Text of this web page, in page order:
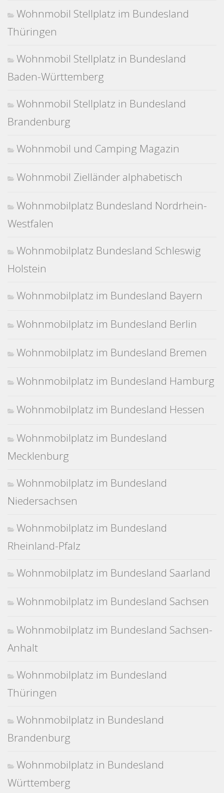
Wohnmobil Stellplatz im Bundesland
Thüringen
Wohnmobil Stellplatz in Bundesland
Baden-Württemberg
Wohnmobil Stellplatz in Bundesland
Brandenburg
Wohnmobil und Camping Magazin
Wohnmobil Zielländer alphabetisch
Wohnmobilplatz Bundesland Nordrhein-
Westfalen
Wohnmobilplatz Bundesland Schleswig
Holstein
Wohnmobilplatz im Bundesland Bayern
Wohnmobilplatz im Bundesland Berlin
Wohnmobilplatz im Bundesland Bremen
Wohnmobilplatz im Bundesland Hamburg
Wohnmobilplatz im Bundesland Hessen
Wohnmobilplatz im Bundesland
Mecklenburg
Wohnmobilplatz im Bundesland
Niedersachsen
Wohnmobilplatz im Bundesland
Rheinland-Pfalz
Wohnmobilplatz im Bundesland Saarland
Wohnmobilplatz im Bundesland Sachsen
Wohnmobilplatz im Bundesland Sachsen-
Anhalt
Wohnmobilplatz im Bundesland
Thüringen
Wohnmobilplatz in Bundesland
Brandenburg
Wohnmobilplatz in Bundesland
Württemberg